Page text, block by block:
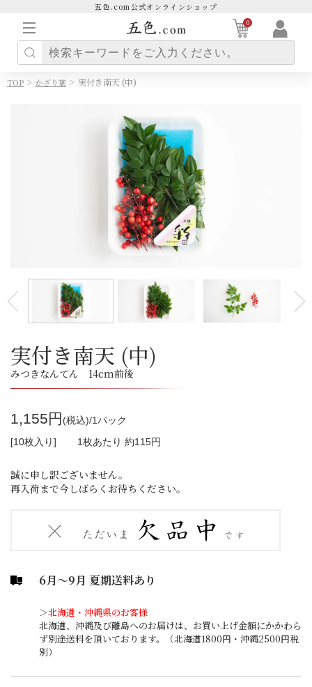
五色.com公式オンラインショップ
0
TOP > かざり葉 > 実付き南天 (中)
実付き南天 (中)
みつきなんてん 14cm前後
1,155円 (税込)/1パック
[10枚入り]
1枚あたり 約115円
誠に申し訳ございません。
再入荷まで今しばらくお待ちください。
6月～9月 夏期送料あり
＞北海道・沖縄県のお客様
北海道、沖縄及び離島へのお届けは、お買い上げ金額にかかわら
ず別途送料を頂いております。（北海道1800円・沖縄2500円税
別）